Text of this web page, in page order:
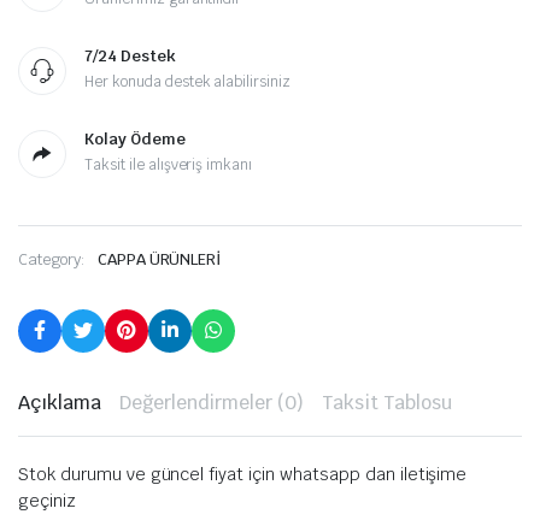
7/24 Destek
Her konuda destek alabilirsiniz
Kolay Ödeme
Taksit ile alışveriş imkanı
Category: CAPPA ÜRÜNLERİ
Açıklama Değerlendirmeler (0) Taksit Tablosu
Stok durumu ve güncel fiyat için whatsapp dan iletişime
geçiniz